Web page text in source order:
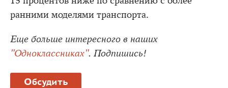
ранними моделями транспорта.
Еще больше интересного в наших
"Одноклассниках". Подпишись!
Обсудить